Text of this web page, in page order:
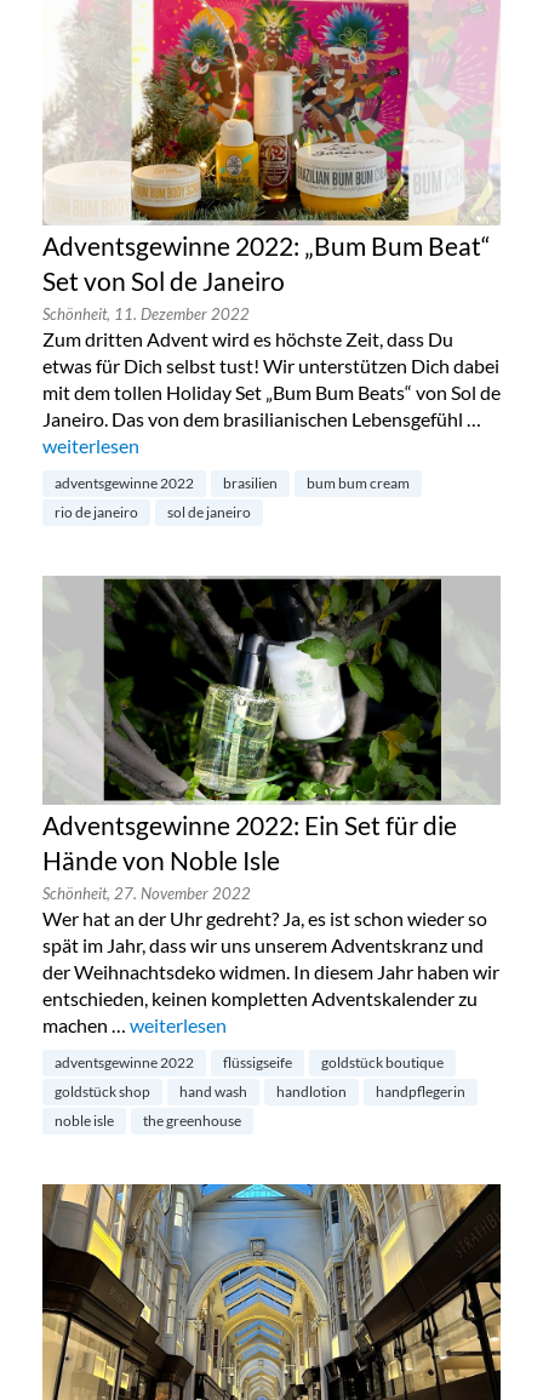
Adventsgewinne 2022: „Bum Bum Beat“
Set von Sol de Janeiro
Schönheit, 11. Dezember 2022
Zum dritten Advent wird es höchste Zeit, dass Du
etwas für Dich selbst tust! Wir unterstützen Dich dabei
mit dem tollen Holiday Set „Bum Bum Beats“ von Sol de
Janeiro. Das von dem brasilianischen Lebensgefühl …
„Adventsgewinne 2022: „Bum Bum Beat“ Set von Sol de
weiterlesen
adventsgewinne 2022 brasilien
bum bum cream
rio de janeiro
sol de janeiro
Adventsgewinne 2022: Ein Set für die
Hände von Noble Isle
Schönheit, 27. November 2022
Wer hat an der Uhr gedreht? Ja, es ist schon wieder so
spät im Jahr, dass wir uns unserem Adventskranz und
der Weihnachtsdeko widmen. In diesem Jahr haben wir
entschieden, keinen kompletten Adventskalender zu
machen … „Adventsgewinne 2022: Ein Set für die Hände
weiterlesen
adventsgewinne 2022 flüssigseife
goldstück boutique
goldstück shop
hand wash handlotion
handpflegerin
noble isle
the greenhouse